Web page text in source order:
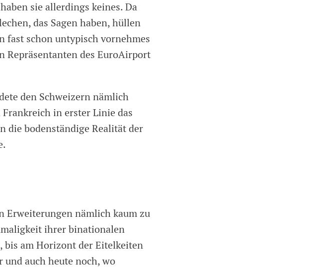
sie allerdings keines. Da
das Sagen haben, hüllen
fast schon untypisch vornehmes
Repräsentanten des EuroAirport
den Schweizern nämlich
in erster Linie das
die bodenständige Realität der
Erweiterungen nämlich kaum zu
ihrer binationalen
bis am Horizont der Eitelkeiten
auch heute noch, wo